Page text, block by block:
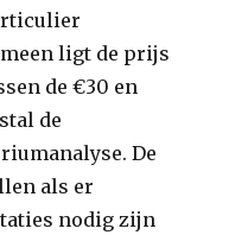
ligt de prijs
de €30 en
de
De
als er
nodig zijn